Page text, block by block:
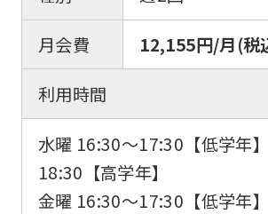
月会費
12,155円/月(税
利用時間
水曜 16:30〜17:30【低学年
18:30【高学年】
金曜 16:30〜17:30【低学年